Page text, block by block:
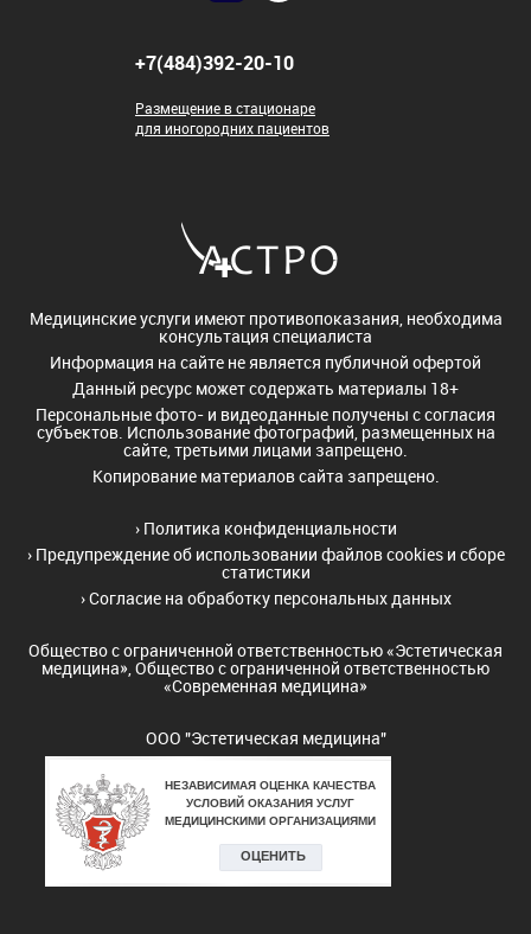
+7(484)392-20-10
Размещение в стационаре
для иногородних пациентов
Медицинские услуги имеют противопоказания, необходима
консультация специалиста
Информация на сайте не является публичной офертой
Данный ресурс может содержать материалы 18+
Персональные фото- и видеоданные получены с согласия
субъектов. Использование фотографий, размещенных на
сайте, третьими лицами запрещено.
Копирование материалов сайта запрещено.
› Политика конфиденциальности
› Предупреждение об использовании файлов cookies и сборе
статистики
›Согласие на обработку персональных данных
Общество с ограниченной ответственностью «Эстетическая
медицина», Общество с ограниченной ответственностью
«Современная медицина»
ООО "Эстетическая медицина"